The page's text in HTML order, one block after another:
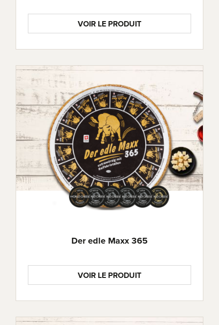
VOIR LE PRODUIT
Der edle Maxx 365
VOIR LE PRODUIT